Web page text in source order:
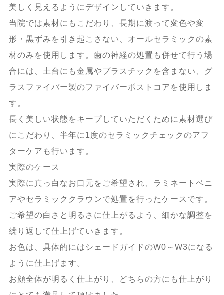
美しく見えるようにデザインしていきます。
当院では素材にもこだわり、長期に渡って変色や変
形・黒ずみを引き起こさない、オールセラミックの素
材のみを使用します。歯の神経の処置も併せて行う場
合には、土台にも金属やプラスチックを含まない、グ
ラスファイバー製のファイバーポストコアを使用しま
す。
長く美しい状態をキープしていただくために素材選び
にこだわり、半年に1度のセラミックチェックのアフ
ターケアも行います。
実際のケース
実際に真っ白なお口元をご希望され、ラミネートベニ
アやセラミッククラウンで処置を行ったケースです。
ご希望の白さと明るさに仕上がるよう、細かな調整を
繰り返して仕上げていきます。
お色は、具体的にはシェードガイドのW0～W3になる
ように仕上げます。
お顔全体が明るく仕上がり、どちらの方にも仕上がり